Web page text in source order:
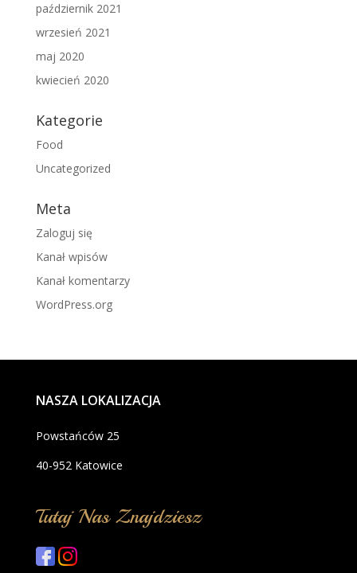
październik 2021
wrzesień 2021
maj 2020
kwiecień 2020
Kategorie
Food
Uncategorized
Meta
Zaloguj się
Kanał wpisów
Kanał komentarzy
WordPress.org
NASZA LOKALIZACJA
Powstańców 25
40-952 Katowice
Tutaj Nas Znajdziesz